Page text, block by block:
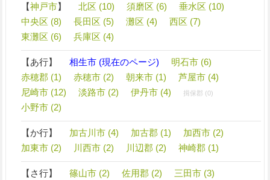
【神戸市】 北区 (10) 須磨区 (6)
垂水区 (10)
中央区 (8)
長田区 (5) 灘区 (4)
西区 (7)
東灘区 (6)
兵庫区 (4)
【あ行】 相生市 (現在のページ)
明石市 (6)
赤穂郡 (1)
赤穂市 (2) 朝来市 (1)
芦屋市 (4)
尼崎市 (12)
淡路市 (2) 伊丹市 (4) 揖保郡 (0)
小野市 (2)
【か行】 加古川市 (4) 加古郡 (1)
加西市 (2)
加東市 (2)
川西市 (2) 川辺郡 (2) 神崎郡 (1)
【さ行】 篠山市 (2) 佐用郡 (2)
三田市 (3)